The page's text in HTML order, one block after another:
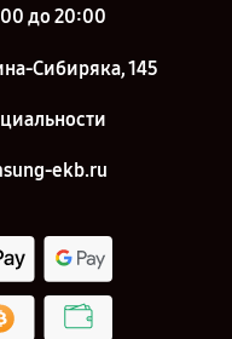
до 20:00
Сибиряка, 145
ekb.ru